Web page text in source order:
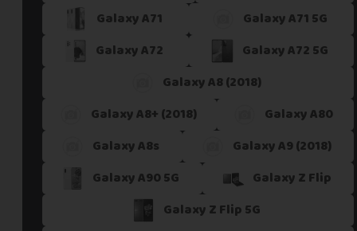
Galaxy A71
Galaxy A71 5G
Galaxy A72
Galaxy A72 5G
Galaxy A8 (2018)
Galaxy A8+ (2018)
Galaxy A80
Galaxy A8s
Galaxy A9 (2018)
Galaxy A90 5G
Galaxy Z Flip
Galaxy Z Flip 5G